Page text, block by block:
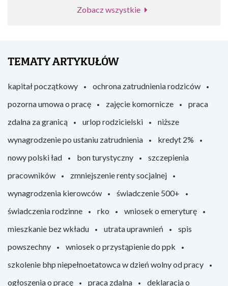
Zobacz wszystkie
TEMATY ARTYKUŁÓW
kapitał początkowy
ochrona zatrudnienia rodziców
pozorna umowa o pracę
zajęcie komornicze
praca
zdalna za granicą
urlop rodzicielski
niższe
wynagrodzenie po ustaniu zatrudnienia
kredyt 2%
nowy polski ład
bon turystyczny
szczepienia
pracowników
zmniejszenie renty socjalnej
wynagrodzenia kierowców
świadczenie 500+
świadczenia rodzinne
rko
wniosek o emeryturę
mieszkanie bez wkładu
utrata uprawnień
spis
powszechny
wniosek o przystąpienie do ppk
szkolenie bhp niepełnoetatowca w dzień wolny od pracy
ogłoszenia o pracę
praca zdalna deklaracja o